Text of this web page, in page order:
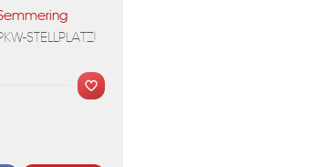
STELLPLATZ!